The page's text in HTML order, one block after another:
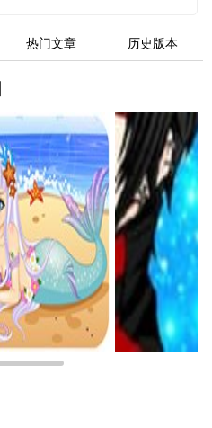
热门文章 历史版本